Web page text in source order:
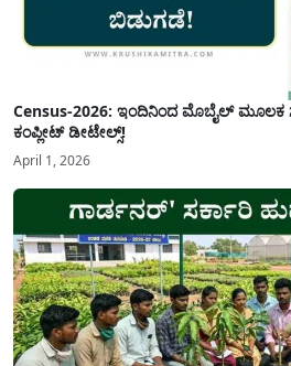
Census-2026: ಇಂದಿನಿಂದ ಮೊಬೈಲ್
ಕಂಪ್ಲೀಟ್ ಡೀಟೇಲ್ಸ್!
April 1, 2026